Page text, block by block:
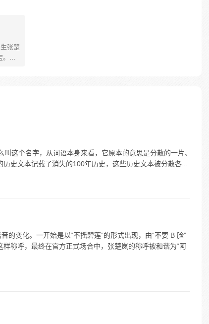
张楚
素
被
之
叫这个名字，从词语本身来看，它原本的意思是分散的一片、
史文本记载了消失的100年历史，这些历史文本被分散各...
的变化。一开始是以“不摇碧莲”的形式出现，由“不要 B 脸”
称呼，最终在官方正式场合中，张楚岚的称呼被和谐为“阿